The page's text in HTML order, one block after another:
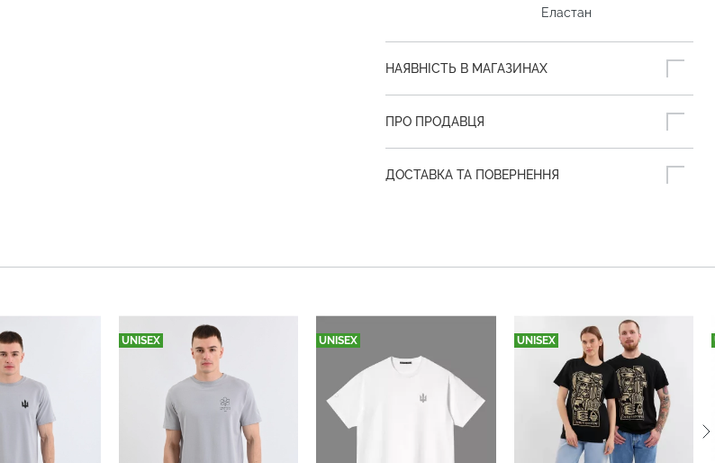
Еластан
НАЯВНІСТЬ В МАГАЗИНАХ
ПРО ПРОДАВЦЯ
ДОСТАВКА ТА ПОВЕРНЕННЯ
UNISEX UNISEX UNISEX